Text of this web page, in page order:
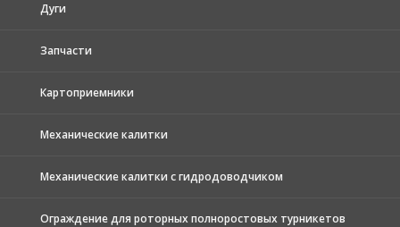
Дуги
Запчасти
Картоприемники
Механические калитки
Механические калитки с гидродоводчиком
Ограждение для роторных полноростовых турникетов